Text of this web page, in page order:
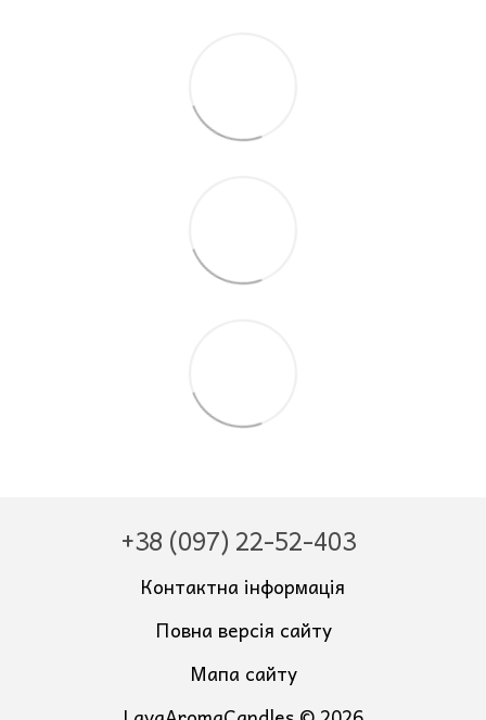
+38 (097) 22-52-403
Контактна інформація
Повна версія сайту
Мапа сайту